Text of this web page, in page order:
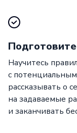
Научитесь
с
рассказывать о
на задаваемые
и заканчивать